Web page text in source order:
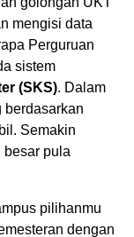
mengisi data
Perguruan
sistem
(SKS). Dalam
berdasarkan
Semakin
besar pula
pilihanmu
dengan